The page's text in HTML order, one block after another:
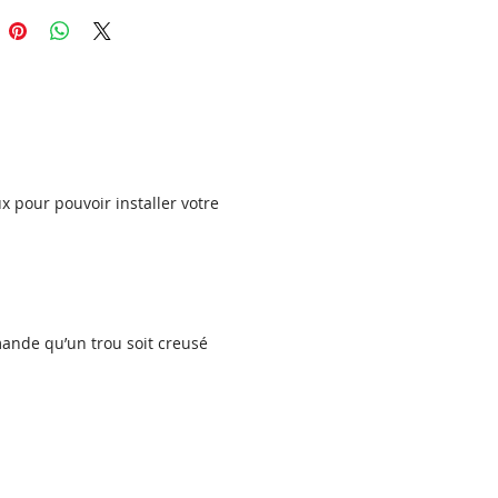
avec des poudres de
qualité pour obtenir un produit
côtés (selon le modèle), le
soit prêt à être fixé entre des
de l'acier
pour pouvoir installer votre
qu’un trou soit creusé